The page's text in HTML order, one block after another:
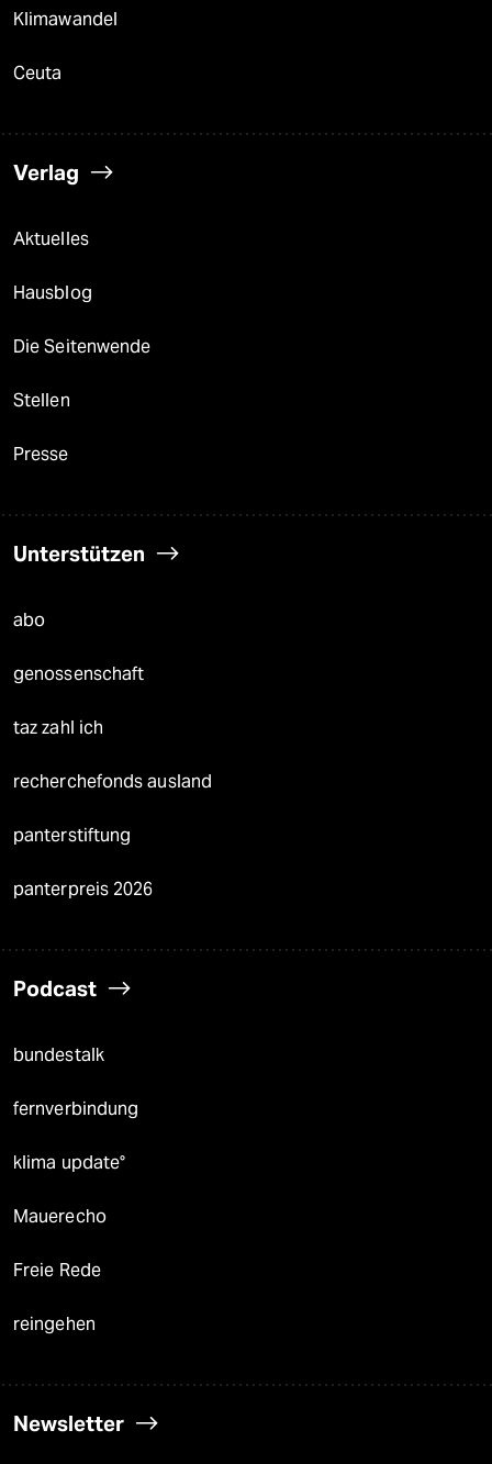
Klimawandel
Ceuta
Verlag
Aktuelles
Hausblog
Die Seitenwende
Stellen
Presse
Unterstützen
abo
genossenschaft
taz zahl ich
recherchefonds ausland
panterstiftung
panterpreis 2026
Podcast
bundestalk
fernverbindung
klima update°
Mauerecho
Freie Rede
reingehen
Newsletter